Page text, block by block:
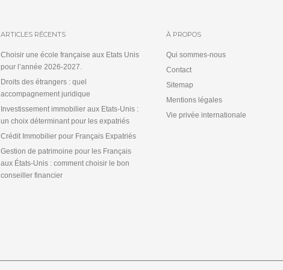
ARTICLES RÉCENTS
Choisir une école française aux Etats Unis
pour l’année 2026-2027.
Droits des étrangers : quel
accompagnement juridique
Investissement immobilier aux Etats-Unis :
un choix déterminant pour les expatriés
Crédit Immobilier pour Français Expatriés
Gestion de patrimoine pour les Français
aux États-Unis : comment choisir le bon
conseiller financier
À PROPOS
Qui sommes-nous
Contact
Sitemap
Mentions légales
Vie privée internationale